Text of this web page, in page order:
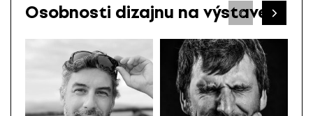
Osobnosti dizajnu na výstave